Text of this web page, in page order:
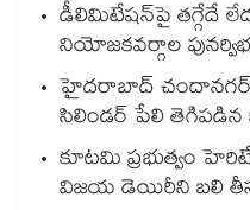
డీలిమిటేషన్‎పై తగ్గేదే
నియోజకవర్గాల
హైదరాబాద్⁪
సిలిండర్ పేలి తెగిపడిన
కూటమి ప్రభుత్వం
విజయ డెయిరీని బలి